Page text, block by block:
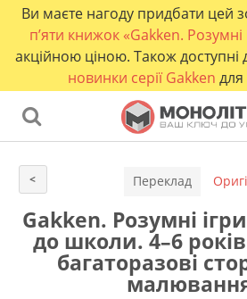
Ви маєте нагоду придбати цей
п’яти книжок «Gakken. Розумні
акційною ціною. Також доступні
новинки серії Gakken для
< Переклад
Gakken. Розумні
до школи. 4–6 років
багаторазові